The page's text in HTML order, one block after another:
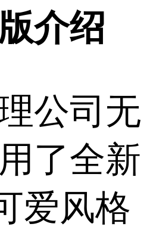
介绍
公司无
了全新
爱风格